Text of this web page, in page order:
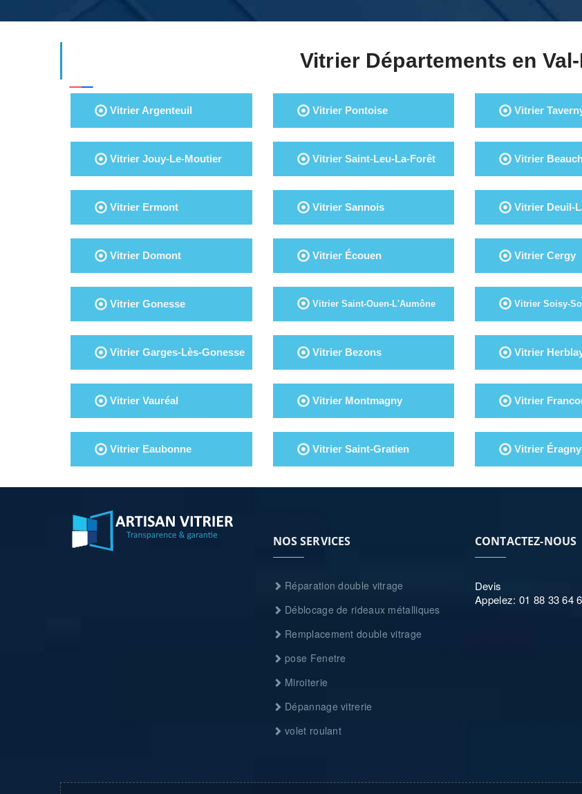
Vitrier Départements en
Vitrier Argenteuil Vitrier Pontoise Vitrier
Vitrier Jouy-Le-Moutier Vitrier Saint-Leu-La-Forêt Vitrier
Vitrier Ermont Vitrier Sannois Vitrier Deuil-
Vitrier Domont Vitrier Écouen Vitrier Cergy
Vitrier Gonesse Vitrier Saint-Ouen-L'Aumône Vitrier Soisy-
Vitrier Garges-Lès-Gonesse Vitrier Bezons Vitrier
Vitrier Vauréal Vitrier Montmagny Vitrier
Vitrier Eaubonne Vitrier Saint-Gratien Vitrier Éragny
NOS SERVICES
Réparation double vitrage
Déblocage de rideaux métalliques
Remplacement double vitrage
pose Fenetre
Miroiterie
Dépannage vitrerie
volet roulant
CONTACTEZ-NOUS
Devis
Appelez: 01 88 33 64